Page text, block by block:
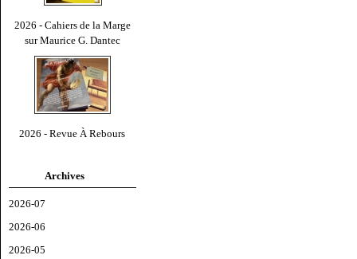
2026 - Cahiers de la Marge
sur Maurice G. Dantec
2026 - Revue À Rebours
Archives
2026-07
2026-06
2026-05